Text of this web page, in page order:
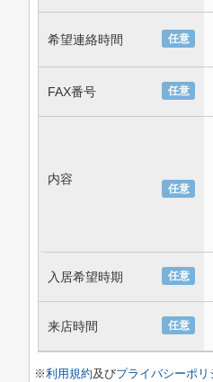
任意
希望連絡時間
任意
FAX番号
任意
内容
任意
入居希望時期
任意
来店時間
※利用規約及びプライバシーポリ